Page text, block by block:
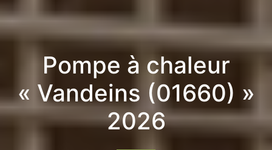
Pompe à chaleur
« Vandeins (01660) »
2026